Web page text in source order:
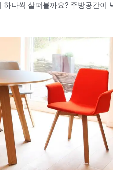
나씩 살펴볼까요? 주방공간이